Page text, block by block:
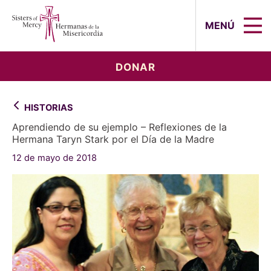
MENÚ
DONAR
HISTORIAS
Aprendiendo de su ejemplo – Reflexiones de la
Hermana Taryn Stark por el Día de la Madre
12 de mayo de 2018